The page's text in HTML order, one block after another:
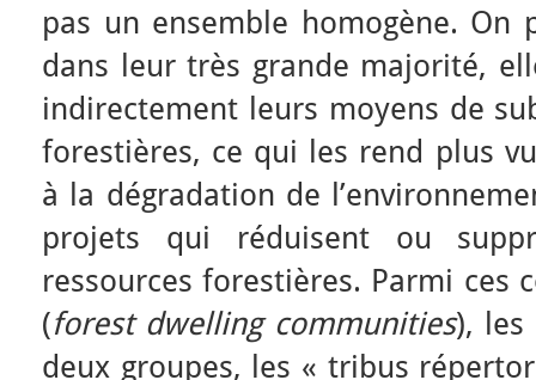
pas un ensemble homogène. On
dans leur très grande majorité,
indirectement leurs moyens de
forestières, ce qui les rend plus
à la dégradation de
projets qui réduisent ou
ressources forestières. Parmi ces
(forest dwelling communities), les
deux groupes, les « tribus